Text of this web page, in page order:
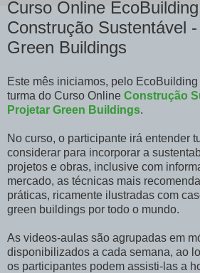
Curso Online
Construção Sustentável
Green Buildings
Este mês iniciamos, pelo
turma do Curso Online Construção
Projetar Green Buildings.
No curso, o participante irá entender
considerar para incorporar a
projetos e obras, inclusive com
mercado, as técnicas mais
práticas, ricamente ilustradas com
green buildings por todo o mundo.
As videos-aulas são agrupadas em
disponibilizados a cada semana, ao
os participantes podem assisti-las a